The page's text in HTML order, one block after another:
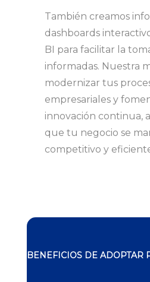
También creamos
dashboards
BI para facilitar la
informadas. Nuestra
modernizar tus
empresariales y
innovación continua,
que tu negocio se
competitivo y
BENEFICIOS DE ADOPTAR